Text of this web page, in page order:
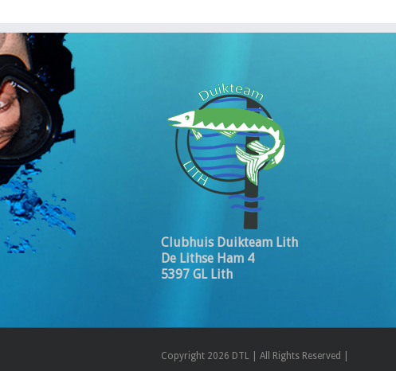
Clubhuis Duikteam Lith
De Lithse Ham 4
5397 GL Lith
Copyright 2026 DTL | All Rights Reserved |